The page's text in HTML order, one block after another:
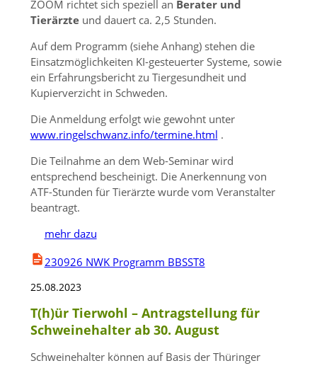
ZOOM richtet sich speziell an Berater und
Tierärzte und dauert ca. 2,5 Stunden.
Auf dem Programm (siehe Anhang) stehen die
Einsatzmöglichkeiten KI-gesteuerter Systeme, sowie
ein Erfahrungsbericht zu Tiergesundheit und
Kupierverzicht in Schweden.
Die Anmeldung erfolgt wie gewohnt unter
www.ringelschwanz.info/termine.html .
Die Teilnahme an dem Web-Seminar wird
entsprechend bescheinigt. Die Anerkennung von
ATF-Stunden für Tierärzte wurde vom Veranstalter
beantragt.
mehr dazu
230926 NWK Programm BBSST8
25.08.2023
T(h)ür Tierwohl – Antragstellung für
Schweinehalter ab 30. August
Schweinehalter können auf Basis der Thüringer